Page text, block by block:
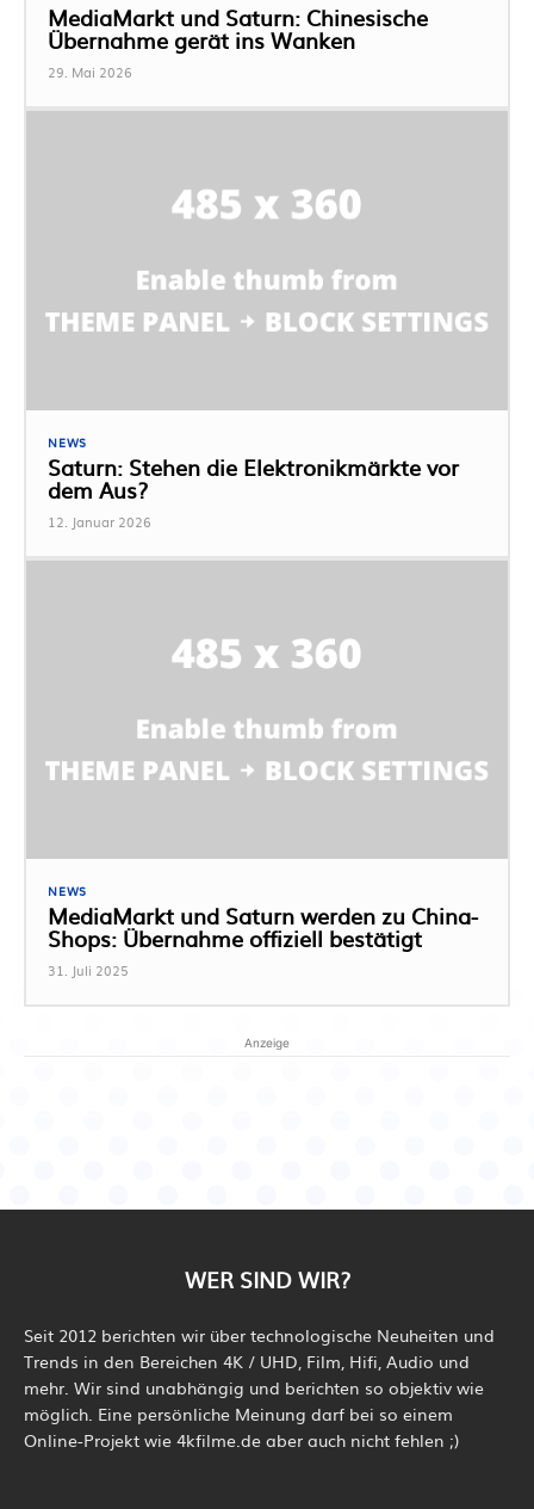
MediaMarkt und Saturn: Chinesische
Übernahme gerät ins Wanken
29. Mai 2026
NEWS
Saturn: Stehen die Elektronikmärkte vor
dem Aus?
12. Januar 2026
NEWS
MediaMarkt und Saturn werden zu China-
Shops: Übernahme offiziell bestätigt
31. Juli 2025
Anzeige
WER SIND WIR?
Seit 2012 berichten wir über technologische Neuheiten und
Trends in den Bereichen 4K / UHD, Film, Hifi, Audio und
mehr. Wir sind unabhängig und berichten so objektiv wie
möglich. Eine persönliche Meinung darf bei so einem
Online-Projekt wie 4kfilme.de aber auch nicht fehlen ;)